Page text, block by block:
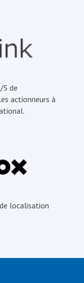
de
actionneurs à
localisation